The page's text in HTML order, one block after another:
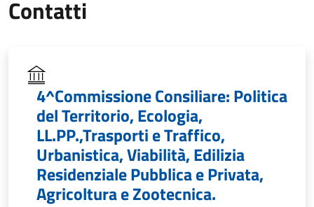
Contatti
4^Commissione Consiliare: Politica
del Territorio, Ecologia,
LL.PP.,Trasporti e Traffico,
Urbanistica, Viabilità, Edilizia
Residenziale Pubblica e Privata,
Agricoltura e Zootecnica.